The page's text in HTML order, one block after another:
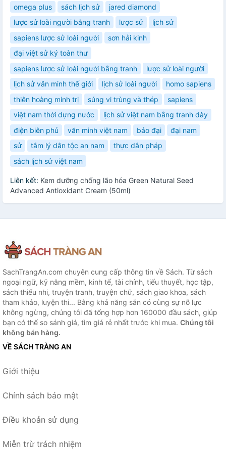
omega plus
sách lịch sử
jared diamond
lược sử loài người bằng tranh
lược sử
lịch sử
sapiens lược sử loài người
sơn hải kinh
đại việt sử ký toàn thư
sapiens lược sử loài người bằng tranh
lược sử loài người
lịch sử văn minh thế giới
lịch sử loài người
homo sapiens
thiên hoàng minh trị
súng vi trùng và thép
sapiens
việt nam thời dựng nước
lịch sử việt nam bằng tranh dày
điện biên phủ
văn minh việt nam bảo đại
đại nam
sử
tâm lý dân tộc an nam
thực dân pháp
sách lịch sử việt nam
Liên kết: Kem dưỡng chống lão hóa Green Natural Seed
Advanced Antioxidant Cream (50ml)
SachTrangAn.com chuyên cung cấp thông tin về Sách. Từ sách
ngoại ngữ, kỹ năng mềm, kinh tế, tài chính, tiểu thuyết, học tập,
sách thiếu nhi, truyện tranh, truyện chữ, sách giao khoa, sách
tham khảo, luyện thi... Bằng khả năng sẵn có cùng sự nỗ lực
không ngừng, chúng tôi đã tổng hợp hơn 160000 đầu sách, giúp
bạn có thể so sánh giá, tìm giá rẻ nhất trước khi mua. Chúng tôi
không bán hàng.
VỀ SÁCH TRÀNG AN
Giới thiệu
Chính sách bảo mật
Điều khoản sử dụng
Miễn trừ trách nhiệm